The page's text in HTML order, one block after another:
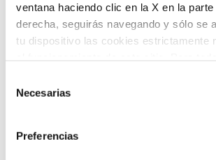
ventana haciendo clic en la X en la
derecha, seguirás navegando y sólo se
tu dispositivo las cookies estrictamente
Necesarias
Preferencias
home Dónde
Bottini di Siena
Via di Città, 36, 53100 Siena
hotel Dónde dormir (en inglés)